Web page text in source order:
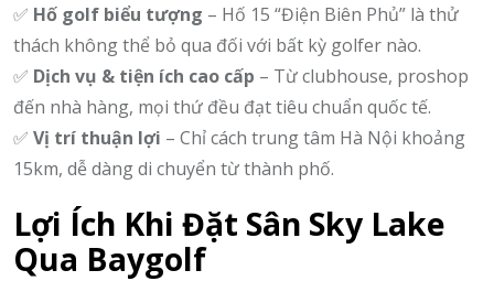
✅ Hố golf biểu tượng – Hố 15 “Điện Biên Phủ” là thử
thách không thể bỏ qua đối với bất kỳ golfer nào.
✅ Dịch vụ & tiện ích cao cấp – Từ clubhouse, proshop
đến nhà hàng, mọi thứ đều đạt tiêu chuẩn quốc tế.
✅ Vị trí thuận lợi – Chỉ cách trung tâm Hà Nội khoảng
15km, dễ dàng di chuyển từ thành phố.
Lợi Ích Khi Đặt Sân Sky Lake
Qua Baygolf